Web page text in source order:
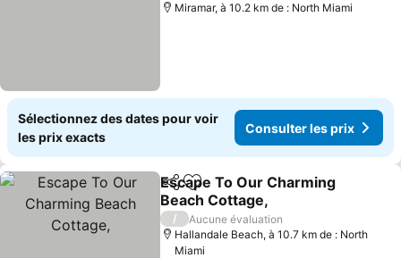
Miramar, à 10.2 km de : North Miami
Sélectionnez des dates pour voir
les prix exacts
Consulter les prix
PartagerAjouter à mes favoris
Escape To Our Charming
Beach Cottage,
/
Aucune évaluation
Hallandale Beach, à 10.7 km de : North
Miami